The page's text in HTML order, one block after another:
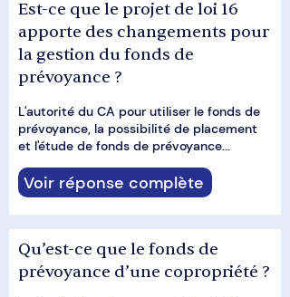
Est-ce que le projet de loi 16
apporte des changements pour
la gestion du fonds de
prévoyance ?
L'autorité du CA pour utiliser le fonds de
prévoyance, la possibilité de placement
et l'étude de fonds de prévoyance...
Voir réponse complète
Qu’est-ce que le fonds de
prévoyance d’une copropriété ?